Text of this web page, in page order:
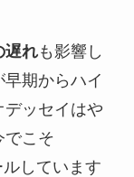
遅れも影響し
期からハイ
ッセイはや
でこそ
ルしています